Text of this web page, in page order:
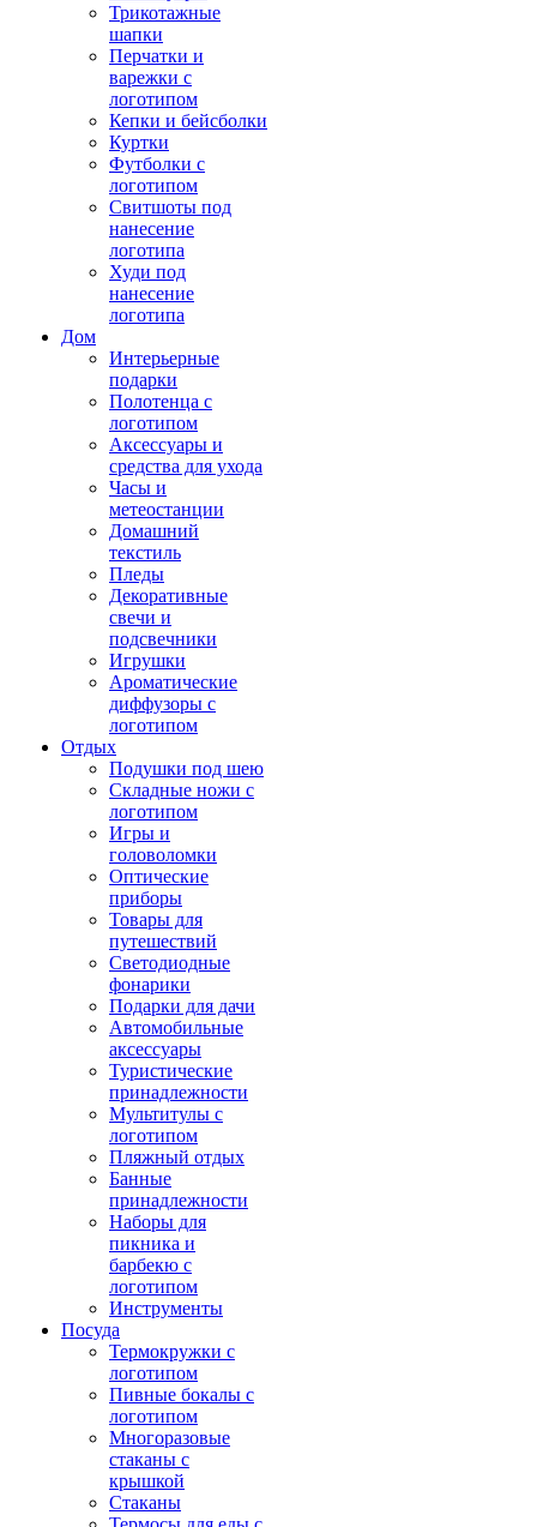
Трикотажные
шапки
Перчатки и
варежки с
логотипом
Кепки и бейсболки
Куртки
Футболки с
логотипом
Свитшоты под
нанесение
логотипа
Худи под
нанесение
логотипа
Дом
Интерьерные
подарки
Полотенца с
логотипом
Аксессуары и
средства для ухода
Часы и
метеостанции
Домашний
текстиль
Пледы
Декоративные
свечи и
подсвечники
Игрушки
Ароматические
диффузоры с
логотипом
Отдых
Подушки под шею
Складные ножи с
логотипом
Игры и
головоломки
Оптические
приборы
Товары для
путешествий
Светодиодные
фонарики
Подарки для дачи
Автомобильные
аксессуары
Туристические
принадлежности
Мультитулы с
логотипом
Пляжный отдых
Банные
принадлежности
Наборы для
пикника и
барбекю с
логотипом
Инструменты
Посуда
Термокружки с
логотипом
Пивные бокалы с
логотипом
Многоразовые
стаканы с
крышкой
Стаканы